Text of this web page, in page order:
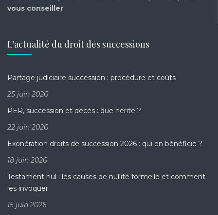
vous conseiller.
L’actualité du droit des successions
Partage judiciaire succession : procédure et coûts
25 juin 2026
PER, succession et décès : que hérite ?
22 juin 2026
Exonération droits de succession 2026 : qui en bénéficie ?
18 juin 2026
Testament nul : les causes de nullité formelle et comment
les invoquer
15 juin 2026